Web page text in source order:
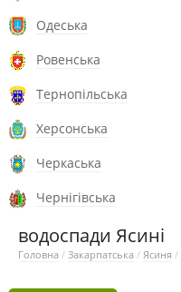
Одеська
Ровенська
Тернопільська
Херсонська
Черкаська
Чернігівська
водоспади Ясині
Головна / Закарпатська / Ясиня /